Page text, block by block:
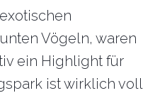
Vögeln, waren
ein Highlight für
ist wirklich voll